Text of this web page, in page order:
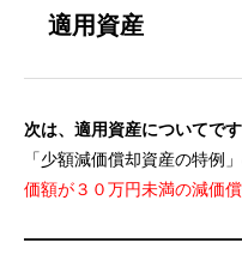
適用資産
次は、適用資産についてです
「少額減価償却資産の特例
価額が３０万円未満の減価